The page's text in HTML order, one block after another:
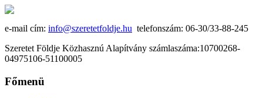
e-mail cím: info@szeretetfoldje.hu telefonszám: 06-30/33-88-245
Szeretet Földje Közhasznú Alapítvány számlaszáma:10700268-
04975106-51100005
Főmenü